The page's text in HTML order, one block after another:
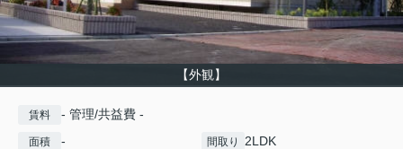
【外観】
賃料 - 管理/共益費 -
面積 - 間取り 2LDK